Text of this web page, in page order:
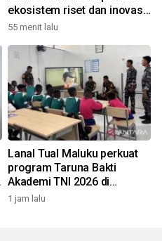
ekosistem riset dan inovasi
daerah
55 menit lalu
Lanal Tual Maluku perkuat
program Taruna Bakti
Akademi TNI 2026 di
Sekolah Rakyat
1 jam lalu